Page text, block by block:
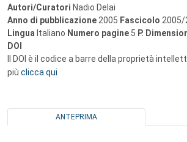
Autori/Curatori Nadio Delai
Anno di pubblicazione 2005 Fascicolo 2005/
Lingua Italiano Numero pagine 5 P.
DOI
Il DOI è il codice a barre della proprietà
più clicca qui
ANTEPRIMA